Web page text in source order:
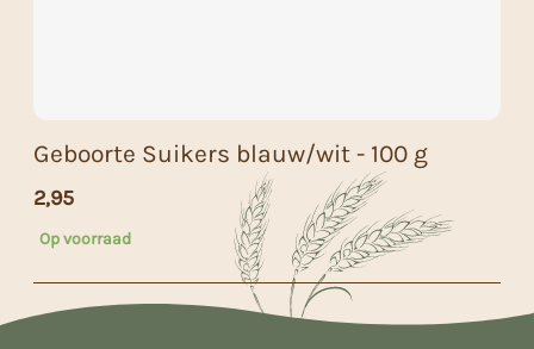
Geboorte Suikers blauw/wit - 100 g
2,95
Op voorraad